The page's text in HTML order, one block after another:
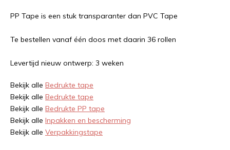
PP Tape is een stuk transparanter dan PVC Tape
Te bestellen vanaf één doos met daarin 36 rollen
Levertijd nieuw ontwerp: 3 weken
Bekijk alle Bedrukte tape
Bekijk alle Bedrukte tape
Bekijk alle Bedrukte PP tape
Bekijk alle Inpakken en bescherming
Bekijk alle Verpakkingstape